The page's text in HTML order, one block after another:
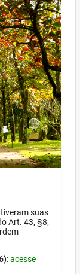
suas
Art. 43, §8,
:acesse